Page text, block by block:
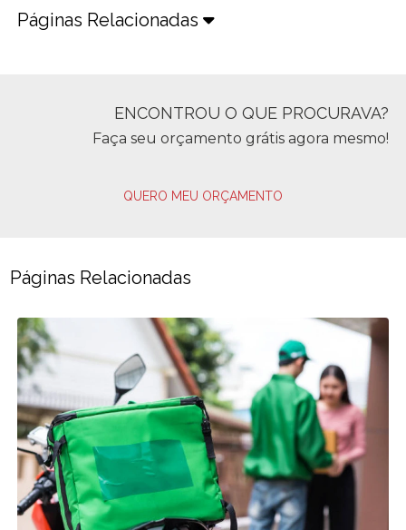
Páginas Relacionadas
ENCONTROU O QUE PROCURAVA?
Faça seu orçamento grátis agora mesmo!
QUERO MEU ORÇAMENTO
Páginas Relacionadas